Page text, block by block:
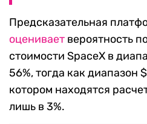
Предсказательная
оценивает вероятность
стоимости SpaceX в
56%, тогда как диапазон
котором находятся
лишь в 3%.